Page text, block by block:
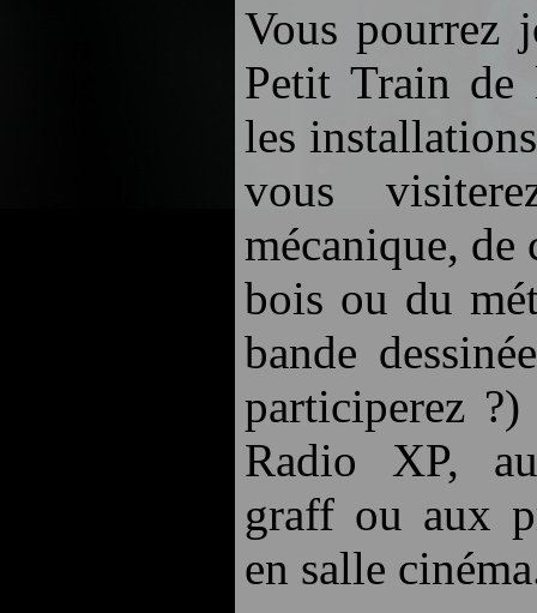
Vous pourrez
Petit Train de
les
vous
mécanique,
bois ou du
bande
participerez
Radio XP,
graff ou aux
en salle